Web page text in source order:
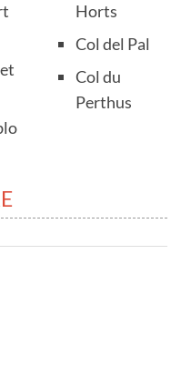
Horts
Col del Pal
Col du
Perthus